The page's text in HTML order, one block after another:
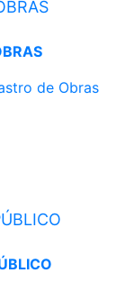
de Obras